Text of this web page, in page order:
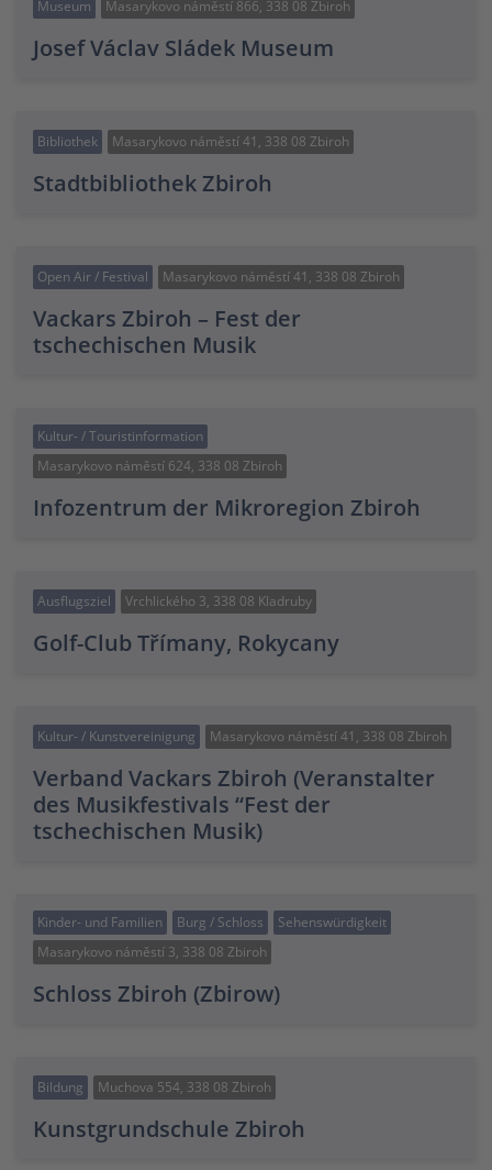
Museum Masarykovo náměstí 866, 338 08 Zbiroh
Josef Václav Sládek Museum
Bibliothek Masarykovo náměstí 41, 338 08 Zbiroh
Stadtbibliothek Zbiroh
Open Air / Festival Masarykovo náměstí 41, 338 08 Zbiroh
Vackars Zbiroh – Fest der
tschechischen Musik
Kultur- / Touristinformation
Masarykovo náměstí 624, 338 08 Zbiroh
Infozentrum der Mikroregion Zbiroh
Ausflugsziel Vrchlického 3, 338 08 Kladruby
Golf-Club Třímany, Rokycany
Kultur- / Kunstvereinigung Masarykovo náměstí 41, 338 08 Zbiroh
Verband Vackars Zbiroh (Veranstalter
des Musikfestivals “Fest der
tschechischen Musik)
Kinder- und Familien Burg / Schloss
Sehenswürdigkeit
Masarykovo náměstí 3, 338 08 Zbiroh
Schloss Zbiroh (Zbirow)
Bildung Muchova 554, 338 08 Zbiroh
Kunstgrundschule Zbiroh